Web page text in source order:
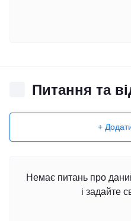
Питання та
+
Немає питань про
і задайте